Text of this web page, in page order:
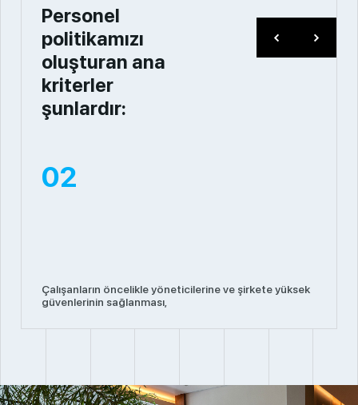
Personel
politikamızı
oluşturan ana
kriterler
şunlardır:
02
Çalışanların öncelikle yöneticilerine ve şirkete yüksek
güvenlerinin sağlanması,